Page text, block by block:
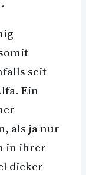
seit
Ein
als ja nur
in ihrer
dicker